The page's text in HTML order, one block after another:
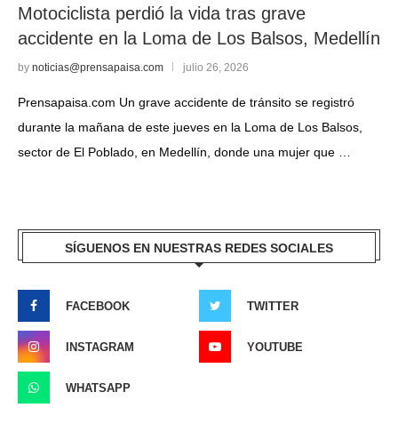
Motociclista perdió la vida tras grave
accidente en la Loma de Los Balsos, Medellín
by noticias@prensapaisa.com julio 26, 2026
Prensapaisa.com Un grave accidente de tránsito se registró
durante la mañana de este jueves en la Loma de Los Balsos,
sector de El Poblado, en Medellín, donde una mujer que …
SÍGUENOS EN NUESTRAS REDES SOCIALES
FACEBOOK TWITTER
INSTAGRAM YOUTUBE
WHATSAPP